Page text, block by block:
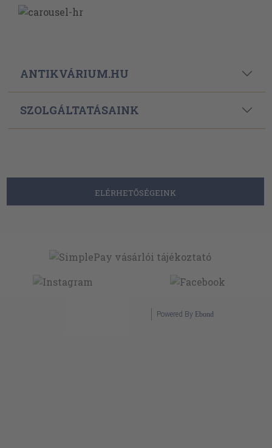
ANTIKVÁRIUM.HU
SZOLGÁLTATÁSAINK
ELÉRHETŐSÉGEINK
Powered By Ebond